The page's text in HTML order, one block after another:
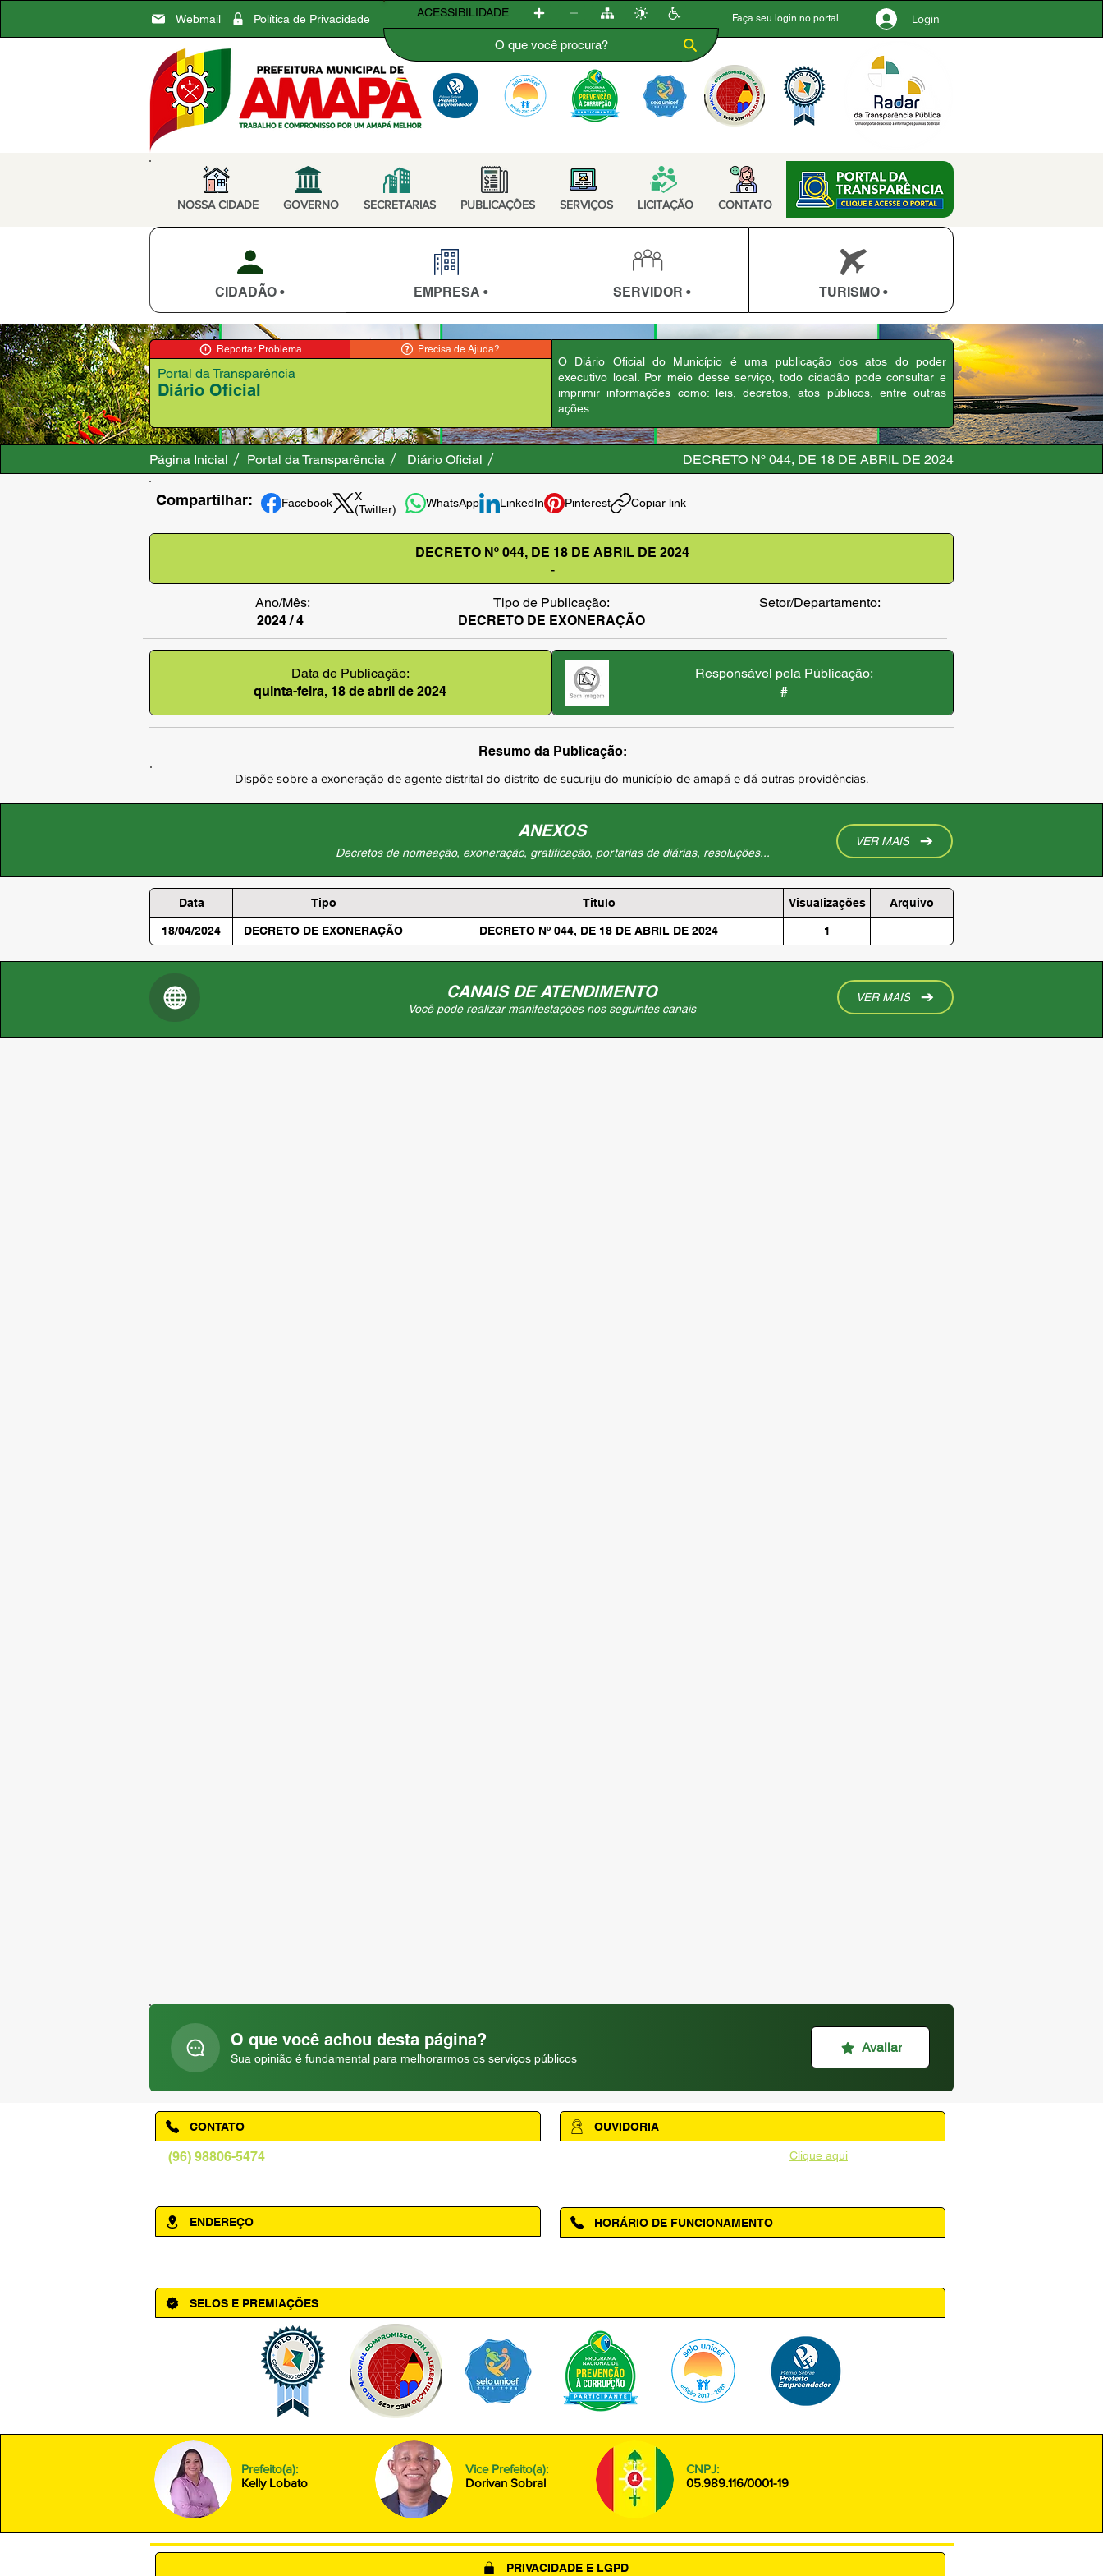
Webmail Política de Privacidade Faça seu login no portal Login
ACESSIBILIDADE
NOSSA CIDADE GOVERNO SECRETARIAS PUBLICAÇÕES SERVIÇOS LICITAÇÃO CONTATO
CIDADÃO • EMPRESA • SERVIDOR • TURISMO •
Reportar Problema Precisa de Ajuda?
Diário Oficial
Portal da Transparência
O Diário Oficial do Município é uma publicação dos atos do poder
executivo local. Por meio desse serviço, todo cidadão pode consultar e
imprimir informações como: leis, decretos, atos públicos, entre outras
ações.
Página Inicial Portal da Transparência Diário Oficial DECRETO Nº 044, DE 18 DE ABRIL DE 2024
Compartilhar: Facebook
X
(Twitter)
WhatsApp LinkedIn Pinterest Copiar link
DECRETO Nº 044, DE 18 DE ABRIL DE 2024
-
Ano/Mês:
2024 / 4
Tipo de Publicação:
DECRETO DE EXONERAÇÃO
Setor/Departamento:
Data de Publicação:
quinta-feira, 18 de abril de 2024
Responsável pela Públicação:
#
Resumo da Publicação:
Dispõe sobre a exoneração de agente distrital do distrito de sucuriju do município de amapá e dá outras providências.
ANEXOS
Decretos de nomeação, exoneração, gratificação, portarias de diárias, resoluções...
VER MAIS
Data Tipo Titulo Visualizações Arquivo
18/04/2024 DECRETO DE EXONERAÇÃO DECRETO Nº 044, DE 18 DE ABRIL DE 2024 1
CANAIS DE ATENDIMENTO
Você pode realizar manifestações nos seguintes canais
VER MAIS
O que você achou desta página?
Sua opinião é fundamental para melhorarmos os serviços públicos
Avaliar
(96) 98806-5474
CONTATO
ENDEREÇO
Clique aqui
OUVIDORIA
HORÁRIO DE FUNCIONAMENTO
SELOS E PREMIAÇÕES
Prefeito(a):
Kelly Lobato
Vice Prefeito(a):
Dorivan Sobral
CNPJ:
05.989.116/0001-19
PRIVACIDADE E LGPD